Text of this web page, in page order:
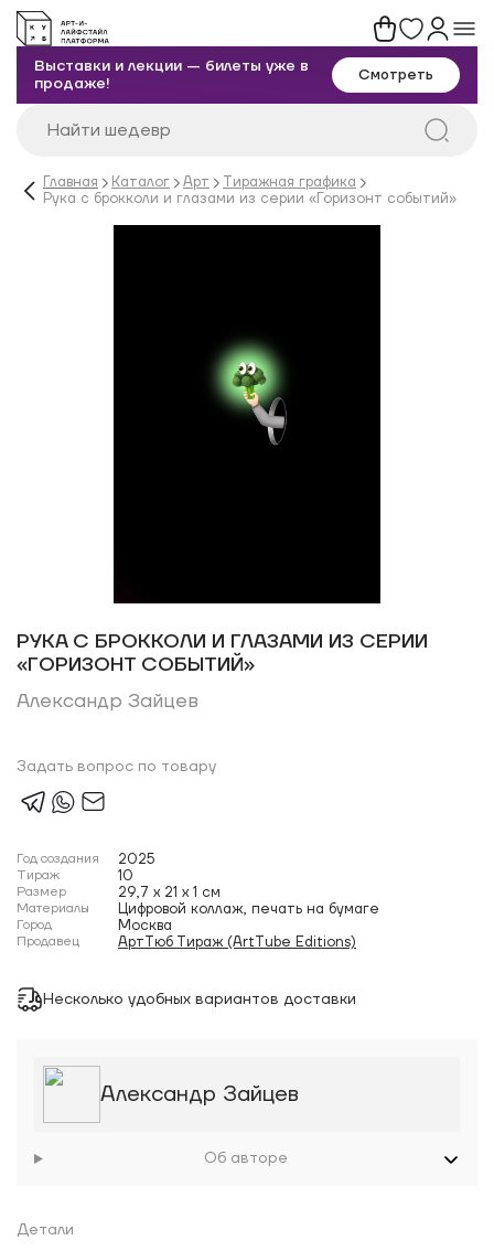
Выставки и лекции — билеты уже в
продаже!
Смотреть
Главная Каталог Арт
Тиражная графика
Рука с брокколи и глазами из серии «Горизонт событий»
РУКА С БРОККОЛИ И ГЛАЗАМИ ИЗ СЕРИИ
«ГОРИЗОНТ СОБЫТИЙ»
Александр Зайцев
Задать вопрос по товару
Год создания 2025
Тираж 10
Размер 29,7 x 21 x 1 см
Материалы Цифровой коллаж, печать на бумаге
Город Москва
Продавец АртТюб Тираж (ArtTube Editions)
Несколько удобных вариантов доставки
Александр Зайцев
Об авторе
Детали